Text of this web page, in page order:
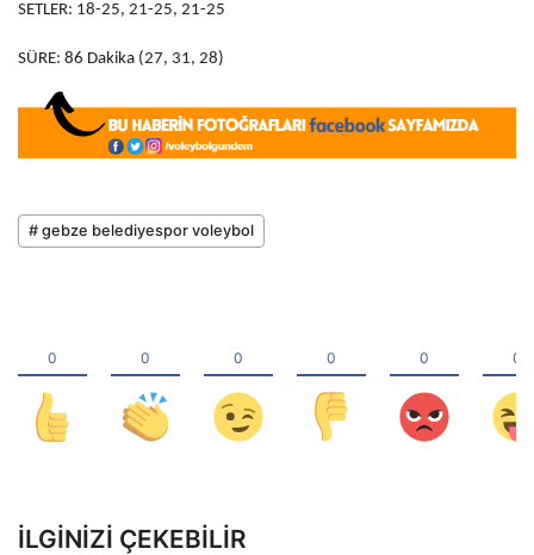
SETLER: 18-25, 21-25, 21-25
SÜRE: 86 Dakika (27, 31, 28)
# gebze belediyespor voleybol
İLGINIZI ÇEKEBILIR